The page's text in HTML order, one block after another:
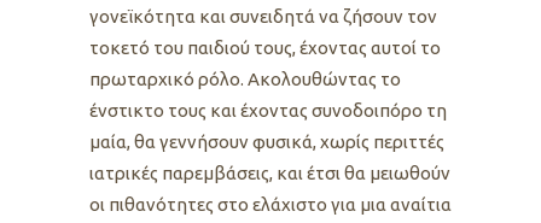
γονεϊκότητα και συνειδητά να ζήσουν τον
τοκετό του παιδιού τους, έχοντας αυτοί το
πρωταρχικό ρόλο. Ακολουθώντας το
ένστικτο τους και έχοντας συνοδοιπόρο τη
μαία, θα γεννήσουν φυσικά, χωρίς περιττές
ιατρικές παρεμβάσεις, και έτσι θα μειωθούν
οι πιθανότητες στο ελάχιστο για μια αναίτια